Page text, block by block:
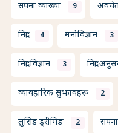
सपना व्याख्या 9
निद्रा 4 मनोविज्ञान 3
निद्रा विज्ञान 3 निद्रा
व्यावहारिक सुझावहरू 2
लुसिड ड्रीमिङ 2